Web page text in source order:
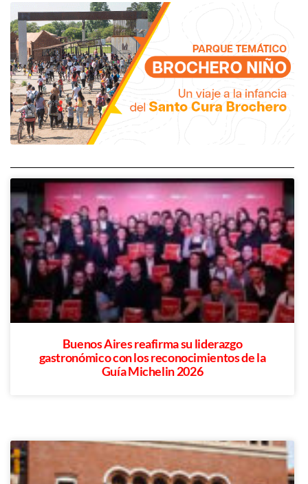
Buenos Aires reafirma su liderazgo
gastronómico con los reconocimientos de la
Guía Michelin 2026